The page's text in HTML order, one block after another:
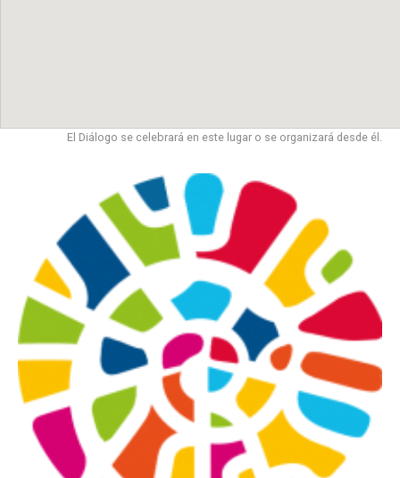
El Diálogo se celebrará en este lugar o se organizará desde él.